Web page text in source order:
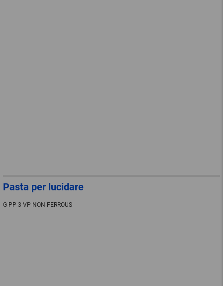
Pasta per lucidare
G-PP 3 VP NON-FERROUS